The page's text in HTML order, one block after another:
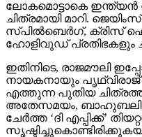
ലോകമൊട്ടാകെ ഇന്ത്യന്‍
ചിത്രമായി മാറി.
സ്പില്‍ബെര്‍ഗ്, ക്രിസ്
ഹോളിവുഡ് പ്രതിഭകളും
ഇതിനിടെ, രാജമൗലി
നായകനായും
എത്തുന്ന പുതിയ
അതേസമയം, ബാഹുബലി
ചേര്‍ത്ത ‘ദി എപ്പിക്ക്’